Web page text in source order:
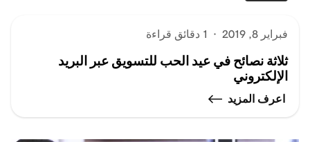
فبراير 8, 2019 · 1 دقائق قراءة
ثلاثة نصائح في عيد الحب للتسويق عبر البريد
الإلكتروني
اعرف المزيد